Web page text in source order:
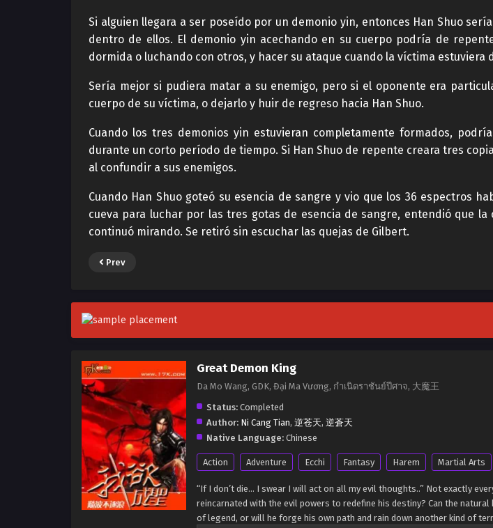
Si alguien llegara a ser poseído por un demonio yin, entonces Han Shuo
dentro de ellos. El demonio yin acechando en su cuerpo podría de
dormida o luchando con otros, y hacer su ataque cuando la víctima estuviera
Sería mejor si pudiera matar a su enemigo, pero si el oponente era
cuerpo de su víctima, o dejarlo y huir de regreso hacia Han Shuo.
Cuando los tres demonios yin estuvieran completamente formados,
durante un corto período de tiempo. Si Han Shuo de repente creara tres
al confundir a sus enemigos.
Cuando Han Shuo goteó su esencia de sangre y vio que los 36 espectros
cueva para luchar por las tres gotas de esencia de sangre, entendió que
continuó mirando. Se retiró sin escuchar las quejas de Gilbert.
Prev
Great Demon King
Da Mo Wang, GDK, Đại Ma Vương, กำเนิดราชันย์ปีศาจ, 大魔王
Status: Completed
Author: Ni Cang Tian, 逆苍天, 逆蒼天
Native Language: Chinese
Action Adventure Ecchi Fantasy Harem Martial Arts
“If I don’t die… I swear I will act on all my evil thoughts..” Not exactly
reincarnated with the evil powers to redefine his destiny? Can the
of legend, or will he forge his own path and rain down another kind of